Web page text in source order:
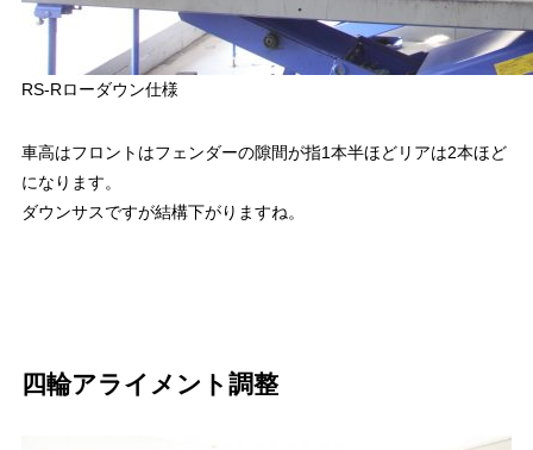
RS-Rローダウン仕様
車高はフロントはフェンダーの隙間が指1本半ほどリアは2本ほど
になります。
ダウンサスですが結構下がりますね。
四輪アライメント調整